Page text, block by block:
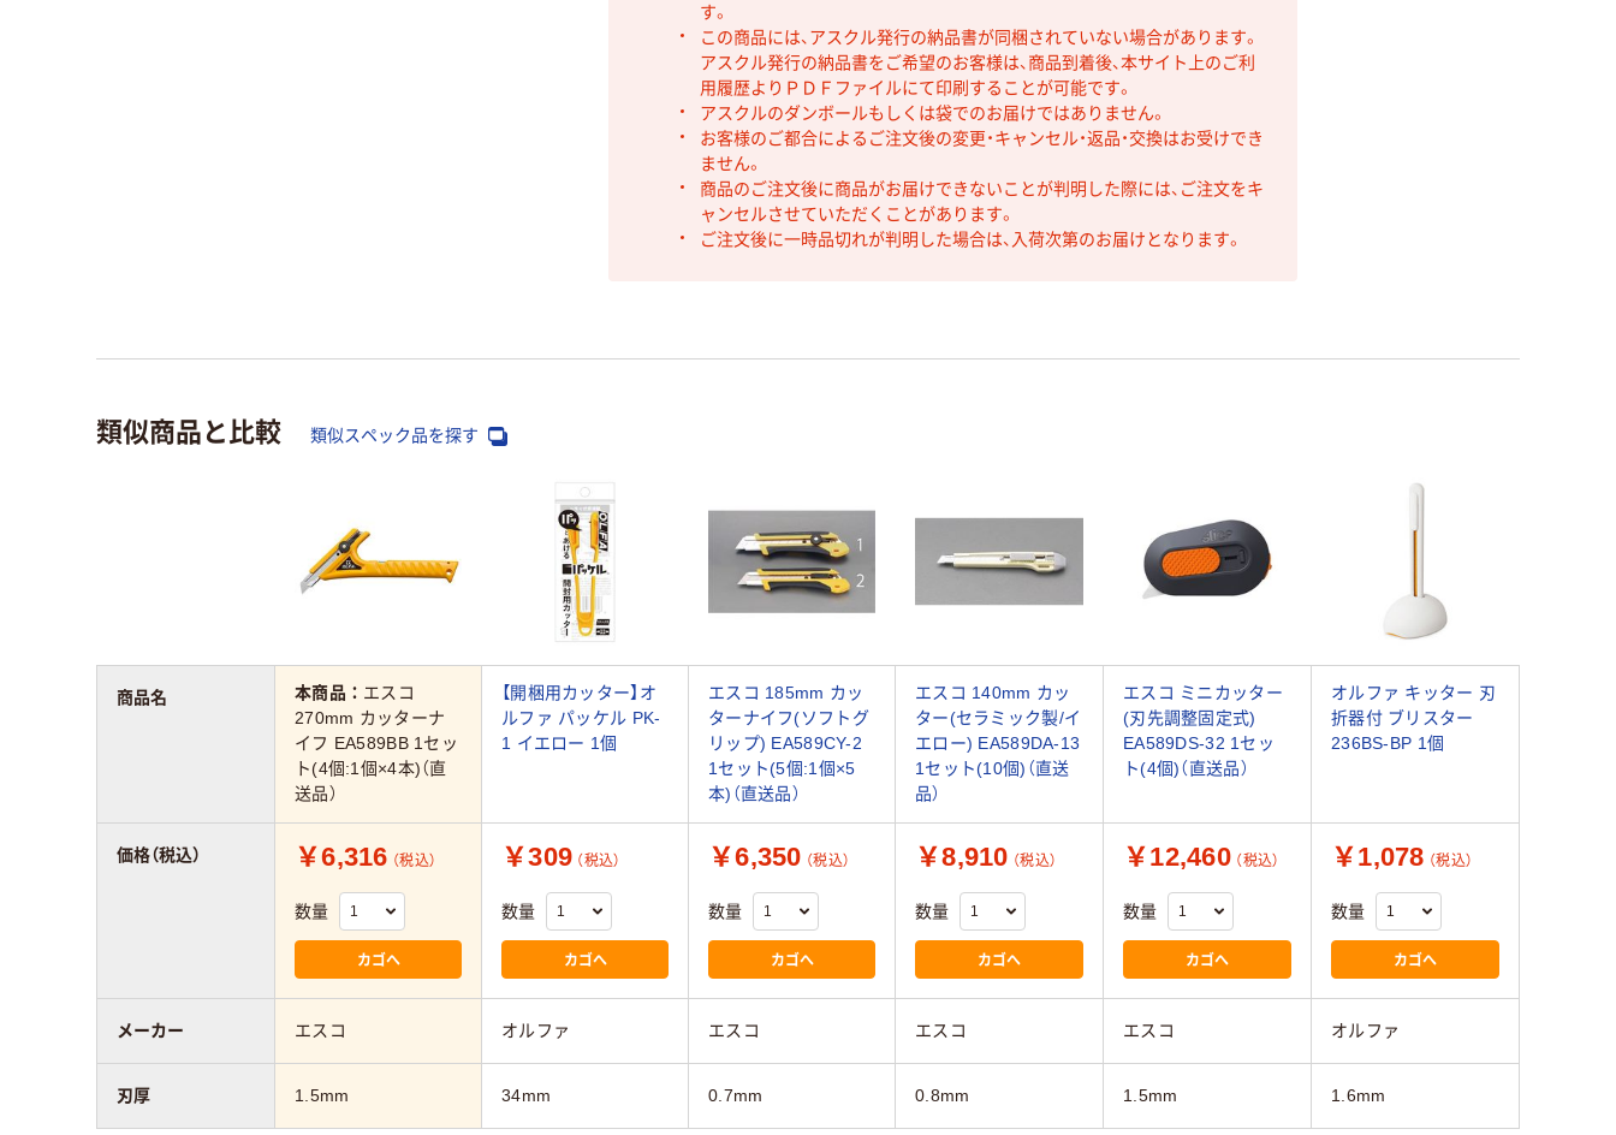
す。
この商品には、アスクル発行の納品書が同梱されていない場合があります。
アスクル発行の納品書をご希望のお客様は、商品到着後、本サイト上のご利
用履歴よりＰＤＦファイルにて印刷することが可能です。
アスクルのダンボールもしくは袋でのお届けではありません。
お客様のご都合によるご注文後の変更・キャンセル・返品・交換はお受けでき
ません。
商品のご注文後に商品がお届けできないことが判明した際には、ご注文をキ
ャンセルさせていただくことがあります。
ご注文後に一時品切れが判明した場合は、入荷次第のお届けとなります。
類似商品と比較 類似スペック品を探す
商品名 本商品： エスコ
270mm カッターナ
イフ EA589BB 1セッ
ト(4個:1個×4本)（直
送品）
【開梱用カッター】オ
ルファ パッケル PK-
1 イエロー 1個
エスコ 185mm カッ
ターナイフ(ソフトグ
リップ) EA589CY-2
1セット(5個:1個×5
本)（直送品）
エスコ 140mm カッ
ター(セラミック製/イ
エロー) EA589DA-13
1セット(10個)（直送
品）
エスコ ミニカッター
(刃先調整固定式)
EA589DS-32 1セッ
ト(4個)（直送品）
オルファ キッター 刃
折器付 ブリスター
236BS-BP 1個
価格（税込） ￥6,316 （税込）
数量
カゴへ
￥309 （税込）
数量
カゴへ
￥6,350 （税込）
数量
カゴへ
￥8,910 （税込）
数量
カゴへ
￥12,460 （税込）
数量
カゴへ
￥1,078 （税込）
数量
カゴへ
メーカー エスコ オルファ エスコ エスコ エスコ オルファ
刃厚 1.5mm 34mm 0.7mm 0.8mm 1.5mm 1.6mm